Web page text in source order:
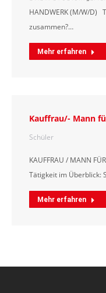
HANDWERK (M/W/D)
zusammen?…
Mehr erfahren
Kauffrau/- Mann
Schüler
KAUFFRAU / MANN
Tätigkeit im Überblick:
Mehr erfahren